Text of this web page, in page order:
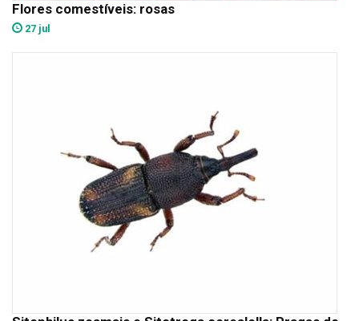
Flores comestíveis: rosas
27 jul